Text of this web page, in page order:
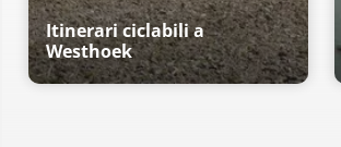
Itinerari ciclabili a
Westhoek